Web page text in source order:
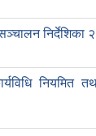
निर्देशिका
नियमित